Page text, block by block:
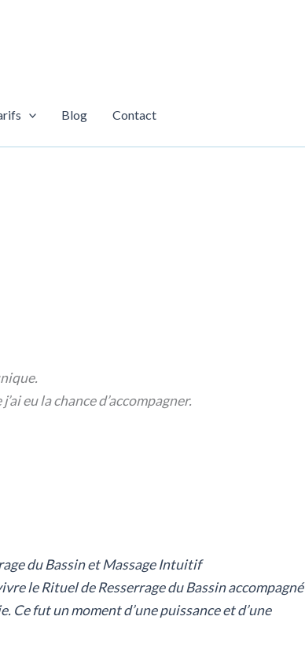
Blog Contact
eu la chance d’accompagner.
du Bassin et Massage Intuitif
le Rituel de Resserrage du Bassin accompagné
Ce fut un moment d’une puissance et d’une